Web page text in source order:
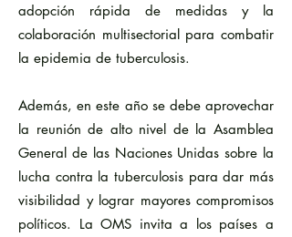
adopción rápida de medidas y la
colaboración multisectorial para combatir
la epidemia de tuberculosis.
Además, en este año se debe aprovechar
la reunión de alto nivel de la Asamblea
General de las Naciones Unidas sobre la
lucha contra la tuberculosis para dar más
visibilidad y lograr mayores compromisos
políticos. La OMS invita a los países a